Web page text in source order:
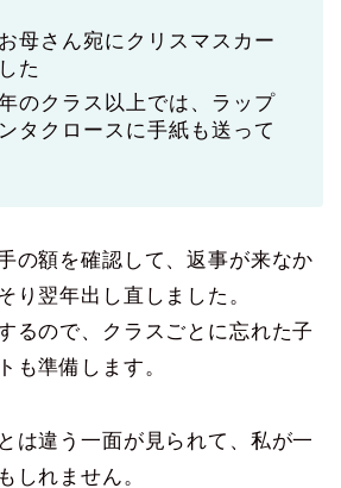
母さん宛にクリスマスカー
た
のクラス以上では、ラップ
タクロースに手紙も送って
の額を確認して、返事が来なか
り翌年出し直しました。
るので、クラスごとに忘れた子
も準備します。
は違う一面が見られて、私が一
しれません。